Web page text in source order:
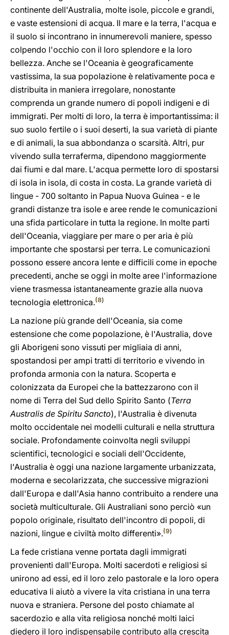
continente dell'Australia, molte isole, piccole e grandi,
e vaste estensioni di acqua. Il mare e la terra, l'acqua e
il suolo si incontrano in innumerevoli maniere, spesso
colpendo l'occhio con il loro splendore e la loro
bellezza. Anche se l'Oceania è geograficamente
vastissima, la sua popolazione è relativamente poca e
distribuita in maniera irregolare, nonostante
comprenda un grande numero di popoli indigeni e di
immigrati. Per molti di loro, la terra è importantissima: il
suo suolo fertile o i suoi deserti, la sua varietà di piante
e di animali, la sua abbondanza o scarsità. Altri, pur
vivendo sulla terraferma, dipendono maggiormente
dai fiumi e dal mare. L'acqua permette loro di spostarsi
di isola in isola, di costa in costa. La grande varietà di
lingue - 700 soltanto in Papua Nuova Guinea - e le
grandi distanze tra isole e aree rende le comunicazioni
una sfida particolare in tutta la regione. In molte parti
dell'Oceania, viaggiare per mare o per aria è più
importante che spostarsi per terra. Le comunicazioni
possono essere ancora lente e difficili come in epoche
precedenti, anche se oggi in molte aree l'informazione
viene trasmessa istantaneamente grazie alla nuova
tecnologia elettronica.(8)
La nazione più grande dell'Oceania, sia come
estensione che come popolazione, è l'Australia, dove
gli Aborigeni sono vissuti per migliaia di anni,
spostandosi per ampi tratti di territorio e vivendo in
profonda armonia con la natura. Scoperta e
colonizzata da Europei che la battezzarono con il
nome di Terra del Sud dello Spirito Santo (Terra
Australis de Spiritu Sancto), l'Australia è divenuta
molto occidentale nei modelli culturali e nella struttura
sociale. Profondamente coinvolta negli sviluppi
scientifici, tecnologici e sociali dell'Occidente,
l'Australia è oggi una nazione largamente urbanizzata,
moderna e secolarizzata, che successive migrazioni
dall'Europa e dall'Asia hanno contribuito a rendere una
società multiculturale. Gli Australiani sono perciò «un
popolo originale, risultato dell'incontro di popoli, di
nazioni, lingue e civiltà molto differenti».(9)
La fede cristiana venne portata dagli immigrati
provenienti dall'Europa. Molti sacerdoti e religiosi si
unirono ad essi, ed il loro zelo pastorale e la loro opera
educativa li aiutò a vivere la vita cristiana in una terra
nuova e straniera. Persone del posto chiamate al
sacerdozio e alla vita religiosa nonché molti laici
diedero il loro indispensabile contributo alla crescita